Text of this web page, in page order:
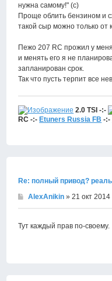
нужна самому!" (с)
Проще облить бензином и
такой сыр можно только от
Пежо 207 RC прожил у
и менять его я не
запланирован срок.
Так что пусть терпит все
2.0 TSI -:-
RC -:-Etuners Russia FB -:-
Re: полный привод?
AlexAnikin » 21 окт 2014
Тут каждый прав по-своему.